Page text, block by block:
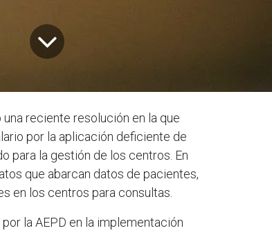
reciente resolución en la que
por la aplicación deficiente de
para la gestión de los centros. En
que abarcan datos de pacientes,
en los centros para consultas.
la AEPD en la implementación